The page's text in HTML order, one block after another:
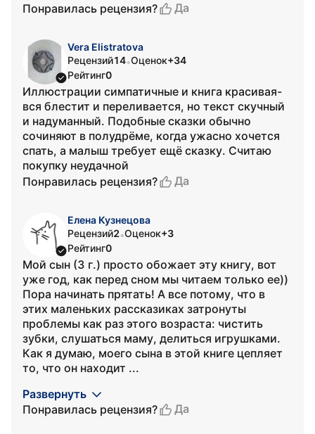
Понравилась рецензия?
Да
Vera Elistratova
Рецензий14•Оценок+34
Рейтинг0
Иллюстрации симпатичные и книга красивая-
вся блестит и переливается, но текст скучный
и надуманный. Подобные сказки обычно
сочиняют в полудрёме, когда ужасно хочется
спать, а малыш требует ещё сказку. Считаю
покупку неудачной
Понравилась рецензия?
Да
Елена Кузнецова
Рецензий2•Оценок+3
Рейтинг0
Мой сын (3 г.) просто обожает эту книгу, вот
уже год, как перед сном мы читаем только ее))
Пора начинать прятать! А все потому, что в
этих маленьких рассказиках затронуты
проблемы как раз этого возраста: чистить
зубки, слушаться маму, делиться игрушками.
Как я думаю, моего сына в этой книге цепляет
то, что он находит ...
Развернуть
Понравилась рецензия?
Да